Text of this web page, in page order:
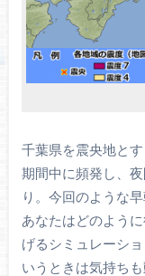
千葉県を震央地と
期間中に頻発し、
り。今回のような
あなたはどのよう
げるシミュレーシ
いうときは気持ち